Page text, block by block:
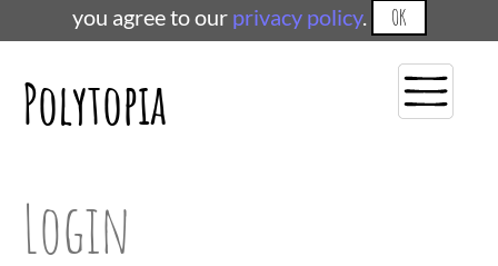
you agree to our privacy policy. OK
Polytopia
Login